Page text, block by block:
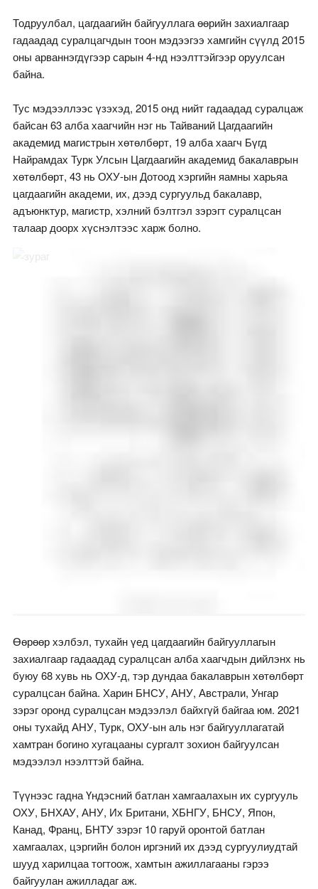
Тодруулбал, цагдаагийн байгууллага өөрийн захиалгаар
гадаадад суралцагчдын тоон мэдээгээ хамгийн сүүлд 2015
оны арваннэгдүгээр сарын 4-нд нээлттэйгээр оруулсан
байна.
Тус мэдээллээс үзэхэд, 2015 онд нийт гадаадад суралцаж
байсан 63 алба хаагчийн нэг нь Тайваний Цагдаагийн
академид магистрын хөтөлбөрт, 19 алба хаагч Бүгд
Найрамдах Турк Улсын Цагдаагийн академид бакалаврын
хөтөлбөрт, 43 нь ОХУ-ын Дотоод хэргийн яамны харьяа
цагдаагийн академи, их, дээд сургуульд бакалавр,
адъюнктур, магистр, хэлний бэлтгэл зэрэгт суралцсан
талаар доорх хүснэлтээс харж болно.
Өөрөөр хэлбэл, тухайн үед цагдаагийн байгууллагын
захиалгаар гадаадад суралцсан алба хаагчдын дийлэнх нь
буюу 68 хувь нь ОХУ-д, тэр дундаа бакалаврын хөтөлбөрт
суралцсан байна. Харин БНСУ, АНУ, Австрали, Унгар
зэрэг оронд суралцсан мэдээлэл байхгүй байгаа юм. 2021
оны тухайд АНУ, Турк, ОХУ-ын аль нэг байгууллагатай
хамтран богино хугацааны сургалт зохион байгуулсан
мэдээлэл нээлттэй байна.
Түүнээс гадна Үндэсний батлан хамгаалахын их сургууль
ОХУ, БНХАУ, АНУ, Их Британи, ХБНГУ, БНСУ, Япон,
Канад, Франц, БНТУ зэрэг 10 гаруй оронтой батлан
хамгаалах, цэргийн болон иргэний их дээд сургуулиудтай
шууд харилцаа тогтоож, хамтын ажиллагааны гэрээ
байгуулан ажилладаг аж.